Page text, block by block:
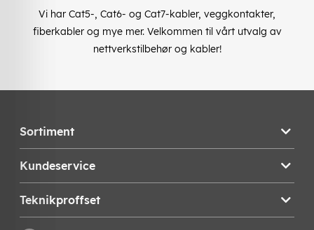
Vi har Cat5-, Cat6- og Cat7-kabler, veggkontakter,
fiberkabler og mye mer. Velkommen til vårt utvalg av
nettverkstilbehør og kabler!
Sortiment
Kundeservice
Teknikproffset